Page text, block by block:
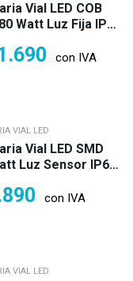
Vial LED COB
Watt Luz Fija IP65
con IVA
VIAL LED
Vial LED SMD
Luz Sensor IP65
con IVA
VIAL LED